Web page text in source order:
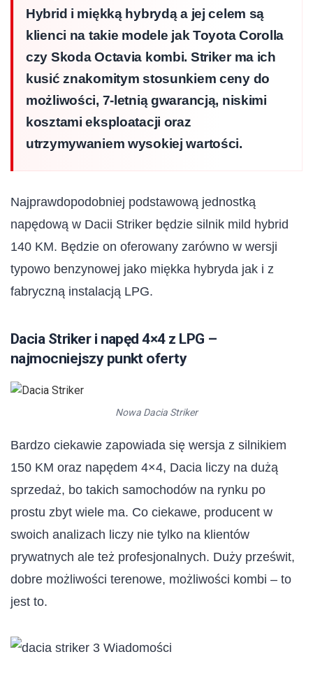
Hybrid i miękką hybrydą a jej celem są
klienci na takie modele jak Toyota Corolla
czy Skoda Octavia kombi. Striker ma ich
kusić znakomitym stosunkiem ceny do
możliwości, 7-letnią gwarancją, niskimi
kosztami eksploatacji oraz
utrzymywaniem wysokiej wartości.
Najprawdopodobniej podstawową jednostką
napędową w Dacii Striker będzie silnik mild hybrid
140 KM. Będzie on oferowany zarówno w wersji
typowo benzynowej jako miękka hybryda jak i z
fabryczną instalacją LPG.
Dacia Striker i napęd 4×4 z LPG –
najmocniejszy punkt oferty
Nowa Dacia Striker
Bardzo ciekawie zapowiada się wersja z silnikiem
150 KM oraz napędem 4×4, Dacia liczy na dużą
sprzedaż, bo takich samochodów na rynku po
prostu zbyt wiele ma. Co ciekawe, producent w
swoich analizach liczy nie tylko na klientów
prywatnych ale też profesjonalnych. Duży prześwit,
dobre możliwości terenowe, możliwości kombi – to
jest to.